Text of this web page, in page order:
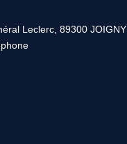
Leclerc, 89300 JOIGNY